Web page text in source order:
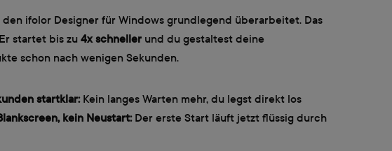
den ifolor Designer für Windows grundlegend überarbeitet. Das
startet bis zu 4x schneller und du gestaltest deine
schon nach wenigen Sekunden.
startklar:Kein langes Warten mehr, du legst direkt los
kein Neustart:Der erste Start läuft jetzt flüssig durch